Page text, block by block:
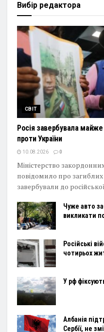
Вибір редактора
СВІТ
Росія завербувала
проти України
10.08.2026 0
Міністерство
повідомило про
завербували до
Чуже авто
викликати
Російські
чотирьох
У рф
Албанія
Сербії, не